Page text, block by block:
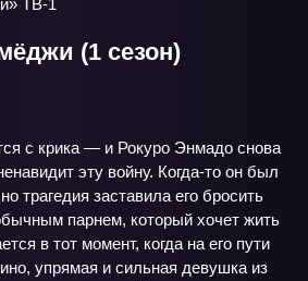
(1 сезон)
с крика — и Рокуро Энмадо снова
эту войну. Когда-то он был
трагедия заставила его бросить
парнем, который хочет жить
в тот момент, когда на его пути
упрямая и сильная девушка из